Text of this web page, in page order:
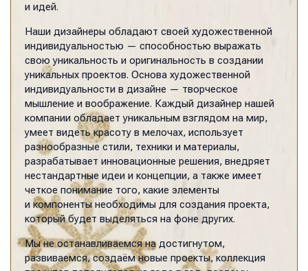
и идей.
Наши дизайнеры обладают своей художественной
индивидуальностью — способностью выражать
свою уникальность и оригинальность в создании
уникальных проектов. Основа художественной
индивидуальности в дизайне — творческое
мышление и воображение. Каждый дизайнер нашей
компании обладает уникальным взглядом на мир,
умеет видеть красоту в мелочах, использует
разнообразные стили, техники и материалы,
разрабатывает инновационные решения, внедряет
нестандартные идеи и концепции, а также имеет
четкое понимание того, какие элементы
и компоненты необходимы для создания проекта,
который будет выделяться на фоне других.
Мы не останавливаемся на достигнутом,
развиваемся, создаём новые проекты, коллекция